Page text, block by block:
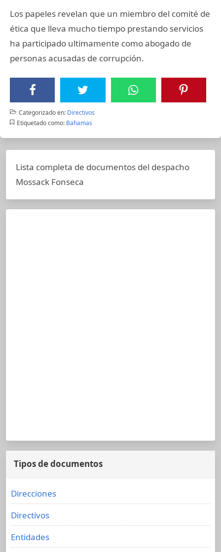
Los papeles revelan que un miembro del comité de
ética que lleva mucho tiempo prestando servicios
ha participado ultimamente como abogado de
personas acusadas de corrupción.
Categorizado en: Directivos
Etiquetado como: Bahamas
Lista completa de documentos del despacho
Mossack Fonseca
Tipos de documentos
Direcciones
Directivos
Entidades